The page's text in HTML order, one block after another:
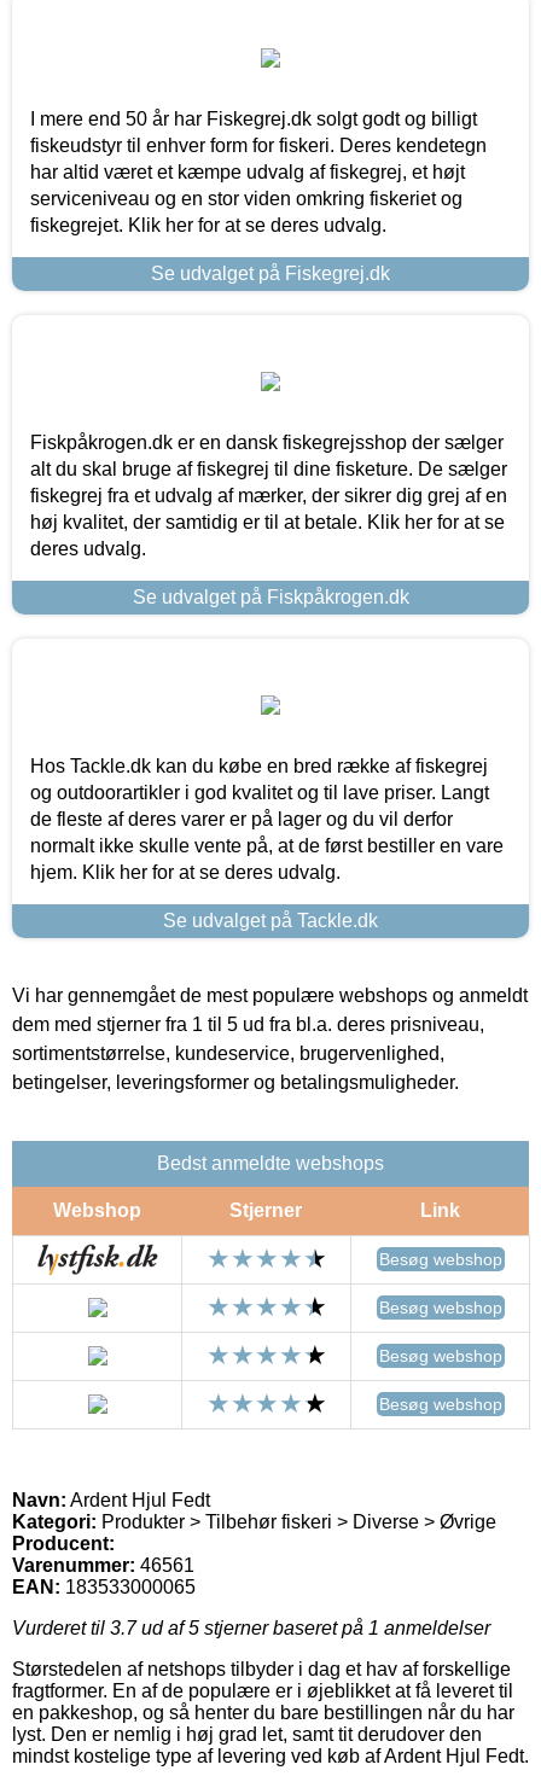
I mere end 50 år har Fiskegrej.dk solgt godt og billigt
fiskeudstyr til enhver form for fiskeri. Deres kendetegn
har altid været et kæmpe udvalg af fiskegrej, et højt
serviceniveau og en stor viden omkring fiskeriet og
fiskegrejet. Klik her for at se deres udvalg.
Se udvalget på Fiskegrej.dk
Fiskpåkrogen.dk er en dansk fiskegrejsshop der sælger
alt du skal bruge af fiskegrej til dine fisketure. De sælger
fiskegrej fra et udvalg af mærker, der sikrer dig grej af en
høj kvalitet, der samtidig er til at betale. Klik her for at se
deres udvalg.
Se udvalget på Fiskpåkrogen.dk
Hos Tackle.dk kan du købe en bred række af fiskegrej
og outdoorartikler i god kvalitet og til lave priser. Langt
de fleste af deres varer er på lager og du vil derfor
normalt ikke skulle vente på, at de først bestiller en vare
hjem. Klik her for at se deres udvalg.
Se udvalget på Tackle.dk
Vi har gennemgået de mest populære webshops og anmeldt
dem med stjerner fra 1 til 5 ud fra bl.a. deres prisniveau,
sortimentstørrelse, kundeservice, brugervenlighed,
betingelser, leveringsformer og betalingsmuligheder.
Bedst anmeldte webshops
Webshop Stjerner Link
Besøg webshop
Besøg webshop
Besøg webshop
Besøg webshop
Navn: Ardent Hjul Fedt
Kategori: Produkter > Tilbehør fiskeri > Diverse > Øvrige
Producent:
Varenummer: 46561
EAN: 183533000065
Vurderet til 3.7ud af 5 stjerner baseret på 1 anmeldelser
Størstedelen af netshops tilbyder i dag et hav af forskellige
fragtformer. En af de populære er i øjeblikket at få leveret til
en pakkeshop, og så henter du bare bestillingen når du har
lyst. Den er nemlig i høj grad let, samt tit derudover den
mindst kostelige type af levering ved køb af Ardent Hjul Fedt.